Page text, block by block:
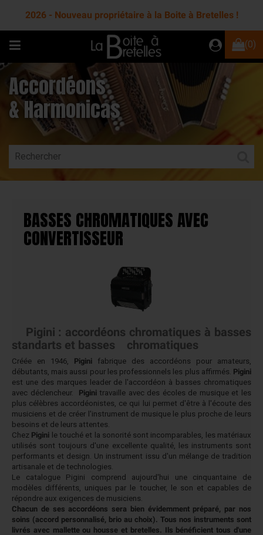
2026 - Nouveau propriétaire à la Boite à Bretelles !
(0)
Accordéons
& Harmonicas
BASSES CHROMATIQUES AVEC
CONVERTISSEUR
Pigini : accordéons chromatiques à basses
standarts et basses chromatiques
Créée en 1946, Pigini fabrique des accordéons pour amateurs,
débutants, mais aussi pour les professionnels les plus affirmés. Pigini
est une des marques leader de l'accordéon à basses chromatiques
avec déclencheur. Piginitravaille avec des écoles de musique et les
plus célèbres accordéonistes, ce qui lui permet d'être à l'écoute des
musiciens et de créer l'instrument de musique le plus proche de leurs
besoins et de leurs attentes.
Chez Pigini le touché et la sonorité sont incomparables, les matériaux
utilisés sont toujours d'une excellente qualité, les instruments sont
performants et design. Un instrument issu d'un mélange de tradition
artisanale et de technologies.
Le catalogue Pigini comprend aujourd'hui une cinquantaine de
modèles différents, uniques par le toucher, le son et capables de
répondre aux exigences de musiciens.
Chacun de ses accordéons sera bien évidemment préparé, par nos
soins (accord personnalisé, brio au choix). Tous nos instruments sont
livrés avec mallette ou housse et bretelles. Ils bénéficient tous d'une